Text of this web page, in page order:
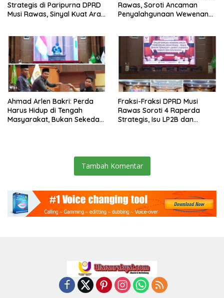
Strategis di Paripurna DPRD
Musi Rawas, Sinyal Kuat Arah
Rawas, Soroti Ancaman
Penyalahgunaan Wewenang
Ahmad Arlen Bakri: Perda
Harus Hidup di Tengah
Masyarakat, Bukan Sekedar
Fraksi-Fraksi DPRD Musi
Rawas Soroti 4 Raperda
Strategis, Isu LP2B dan
Tambah Komentar